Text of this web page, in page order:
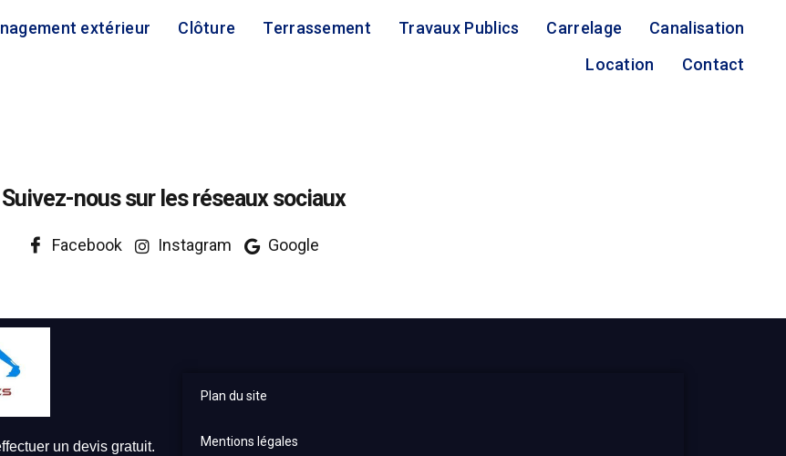
extérieur Clôture Terrassement Travaux Publics Carrelage
Canalisation
Location
Contact
Suivez-nous sur les réseaux sociaux
Facebook Instagram Google
un devis gratuit.
Plan du site
Mentions légales